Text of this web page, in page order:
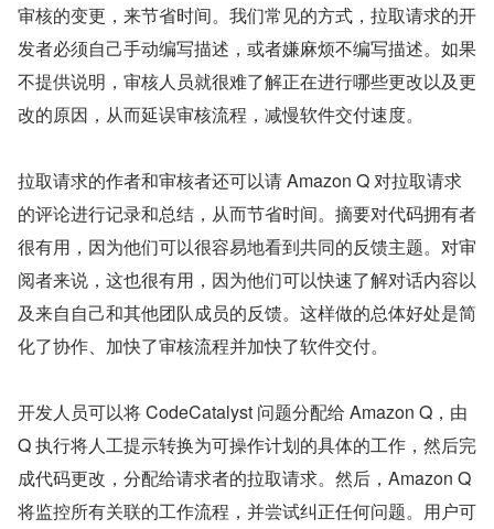
审核的变更，来节省时间。我们常见的方式，拉取请求的开
发者必须自己手动编写描述，或者嫌麻烦不编写描述。如果
不提供说明，审核人员就很难了解正在进行哪些更改以及更
改的原因，从而延误审核流程，减慢软件交付速度。
拉取请求的作者和审核者还可以请 Amazon Q 对拉取请求
的评论进行记录和总结，从而节省时间。摘要对代码拥有者
很有用，因为他们可以很容易地看到共同的反馈主题。对审
阅者来说，这也很有用，因为他们可以快速了解对话内容以
及来自自己和其他团队成员的反馈。这样做的总体好处是简
化了协作、加快了审核流程并加快了软件交付。
开发人员可以将 CodeCatalyst 问题分配给 Amazon Q，由
Q 执行将人工提示转换为可操作计划的具体的工作，然后完
成代码更改，分配给请求者的拉取请求。然后，Amazon Q
将监控所有关联的工作流程，并尝试纠正任何问题。用户可